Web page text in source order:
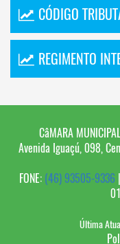
CÓDIGO
REGIMENTO
CâMARA
Avenida Iguaçú, 098,
FONE: (46) 93505-9336
Última